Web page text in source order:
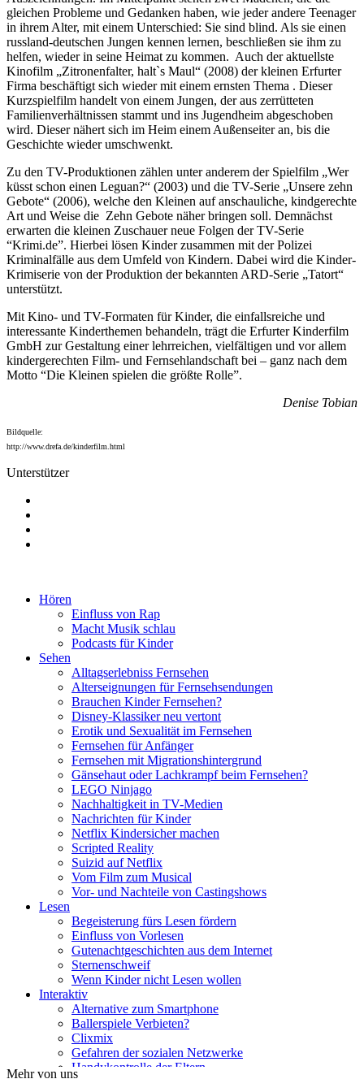
gleichen Probleme und Gedanken haben, wie jeder andere Teenager
in ihrem Alter, mit einem Unterschied: Sie sind blind. Als sie einen
russland-deutschen Jungen kennen lernen, beschließen sie ihm zu
helfen, wieder in seine Heimat zu kommen. Auch der aktuellste
Kinofilm „Zitronenfalter, halt`s Maul“ (2008) der kleinen Erfurter
Firma beschäftigt sich wieder mit einem ernsten Thema . Dieser
Kurzspielfilm handelt von einem Jungen, der aus zerrütteten
Familienverhältnissen stammt und ins Jugendheim abgeschoben
wird. Dieser nähert sich im Heim einem Außenseiter an, bis die
Geschichte wieder umschwenkt.
Zu den TV-Produktionen zählen unter anderem der Spielfilm „Wer
küsst schon einen Leguan?“ (2003) und die TV-Serie „Unsere zehn
Gebote“ (2006), welche den Kleinen auf anschauliche, kindgerechte
Art und Weise die Zehn Gebote näher bringen soll. Demnächst
erwarten die kleinen Zuschauer neue Folgen der TV-Serie
“Krimi.de”. Hierbei lösen Kinder zusammen mit der Polizei
Kriminalfälle aus dem Umfeld von Kindern. Dabei wird die Kinder-
Krimiserie von der Produktion der bekannten ARD-Serie „Tatort“
unterstützt.
Mit Kino- und TV-Formaten für Kinder, die einfallsreiche und
interessante Kinderthemen behandeln, trägt die Erfurter Kinderfilm
GmbH zur Gestaltung einer lehrreichen, vielfältigen und vor allem
kindergerechten Film- und Fernsehlandschaft bei – ganz nach dem
Motto “Die Kleinen spielen die größte Rolle”.
Denise Tobian
Bildquelle:
http://www.drefa.de/kinderfilm.html
Unterstützer
Hören
Einfluss von Rap
Macht Musik schlau
Podcasts für Kinder
Sehen
Alltagserlebniss Fernsehen
Alterseignungen für Fernsehsendungen
Brauchen Kinder Fernsehen?
Disney-Klassiker neu vertont
Erotik und Sexualität im Fernsehen
Fernsehen für Anfänger
Fernsehen mit Migrationshintergrund
Gänsehaut oder Lachkrampf beim Fernsehen?
LEGO Ninjago
Nachhaltigkeit in TV-Medien
Nachrichten für Kinder
Netflix Kindersicher machen
Scripted Reality
Suizid auf Netflix
Vom Film zum Musical
Vor- und Nachteile von Castingshows
Lesen
Begeisterung fürs Lesen fördern
Einfluss von Vorlesen
Gutenachtgeschichten aus dem Internet
Sternenschweif
Wenn Kinder nicht Lesen wollen
Interaktiv
Alternative zum Smartphone
Ballerspiele Verbieten?
Clixmix
Gefahren der sozialen Netzwerke
Handykontrolle der Eltern
Ist mein Kind Handysüchtig?
Mehr von uns